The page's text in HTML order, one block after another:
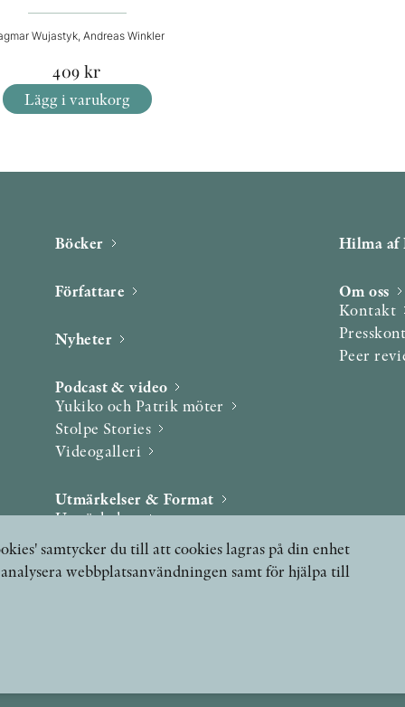
Wujastyk, Andreas Winkler
409 kr
Lägg i varukorg
Böcker
Författare
Nyheter
Podcast & video
Yukiko och Patrik möter
Stolpe Stories
Videogalleri
Utmärkelser & Format
Utmärkelser
Övriga format
Hilma
Om oss
Kontakt
Peer
samtycker du till att cookies lagras på din enhet
webbplatsanvändningen samt för hjälpa till